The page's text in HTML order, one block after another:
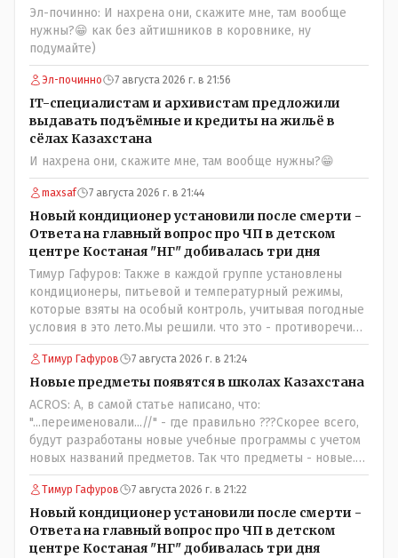
Эл-починно: И нахрена они, скажите мне, там вообще
нужны?😁 как без айтишников в коровнике, ну
подумайте)
Эл-починно 7 августа 2026 г. в 21:56
IT-специалистам и архивистам предложили
выдавать подъёмные и кредиты на жильё в
сёлах Казахстана
И нахрена они, скажите мне, там вообще нужны?😁
maxsaf 7 августа 2026 г. в 21:44
Новый кондиционер установили после смерти -
Ответа на главный вопрос про ЧП в детском
центре Костаная "НГ" добивалась три дня
Тимур Гафуров: Также в каждой группе установлены
кондиционеры, питьевой и температурный режимы,
которые взяты на особый контроль, учитывая погодные
условия в это лето.Мы решили. что это - противоречие.
Вы считаете иначе?Ну тут противоречия нет. Этот
комментарий прозвучал на следующий день после
трагедии, то есть 29 июля, когда спешно установили и
воду, и новые кондиционеры, и впервые поставили
температурный режим на контроль. То есть первая
часть - информация до трагедии, вторая часть -
информация после трагедии, когда все уже было
Тимур Гафуров 7 августа 2026 г. в 21:24
Новые предметы появятся в школах Казахстана
ACROS: А, в самой статье написано, что:
"...переименовали...//" - где правильно ???Скорее всего,
будут разработаны новые учебные программы с учетом
новых названий предметов. Так что предметы - новые.
Хоть и переименованные)
Тимур Гафуров 7 августа 2026 г. в 21:22
Новый кондиционер установили после смерти -
Ответа на главный вопрос про ЧП в детском
центре Костаная "НГ" добивалась три дня